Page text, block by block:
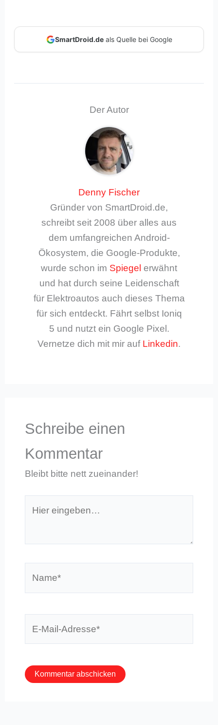
SmartDroid.deals Quelle bei Google
Der Autor
Denny Fischer
Gründer von SmartDroid.de,
schreibt seit 2008 über alles aus
dem umfangreichen Android-
Ökosystem, die Google-Produkte,
wurde schon im Spiegel erwähnt
und hat durch seine Leidenschaft
für Elektroautos auch dieses Thema
für sich entdeckt. Fährt selbst Ioniq
5 und nutzt ein Google Pixel.
Vernetze dich mit mir auf Linkedin.
Schreibe einen
Kommentar
Bleibt bitte nett zueinander!
eingeben…